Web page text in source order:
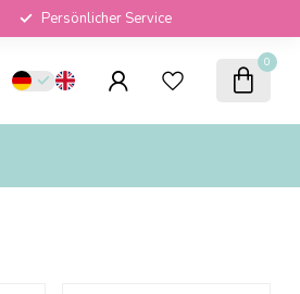
Persönlicher Service
0